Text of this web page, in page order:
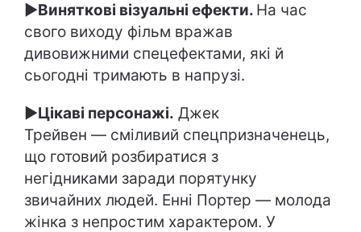
►Виняткові візуальні ефекти. На час
свого виходу фільм вражав
дивовижними спецефектами, які й
сьогодні тримають в напрузі.
►Цікаві персонажі. Джек
Трейвен — сміливий спецпризначенець,
що готовий розбиратися з
негідниками заради порятунку
звичайних людей. Енні Портер — молода
жінка з непростим характером. У